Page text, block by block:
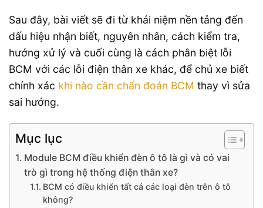
Sau đây, bài viết sẽ đi từ khái niệm nền tảng đến
dấu hiệu nhận biết, nguyên nhân, cách kiểm tra,
hướng xử lý và cuối cùng là cách phân biệt lỗi
BCM với các lỗi điện thân xe khác, để chủ xe biết
chính xác khi nào cần chẩn đoán BCM thay vì sửa
sai hướng.
Mục lục
Module BCM điều khiển đèn ô tô là gì và có vai
trò gì trong hệ thống điện thân xe?
BCM có điều khiển tất cả các loại đèn trên ô tô
không?